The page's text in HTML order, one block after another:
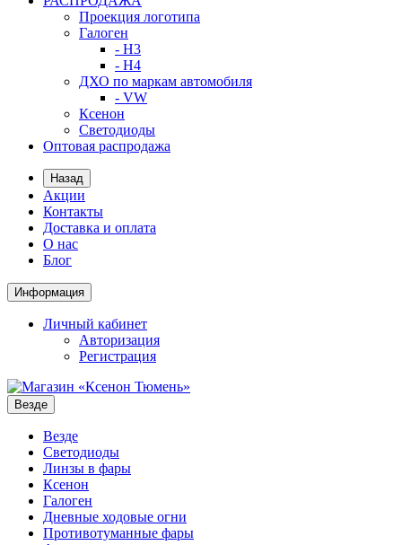
Проекция логотипа
Галоген
- H3
- H4
ДХО по маркам автомобиля
- VW
Ксенон
Светодиоды
Оптовая распродажа
Назад
Акции
Контакты
Доставка и оплата
О нас
Блог
Информация
Личный кабинет
Авторизация
Регистрация
Везде
Везде
Светодиоды
Линзы в фары
Ксенон
Галоген
Дневные ходовые огни
Противотуманные фары